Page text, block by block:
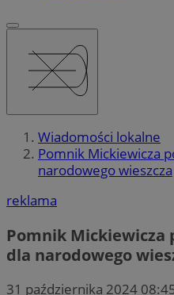
Wiadomości lokalne
Pomnik Mickiewicza
narodowego wieszcza
reklama
Pomnik Mickiewicza
dla narodowego
31 października 2024